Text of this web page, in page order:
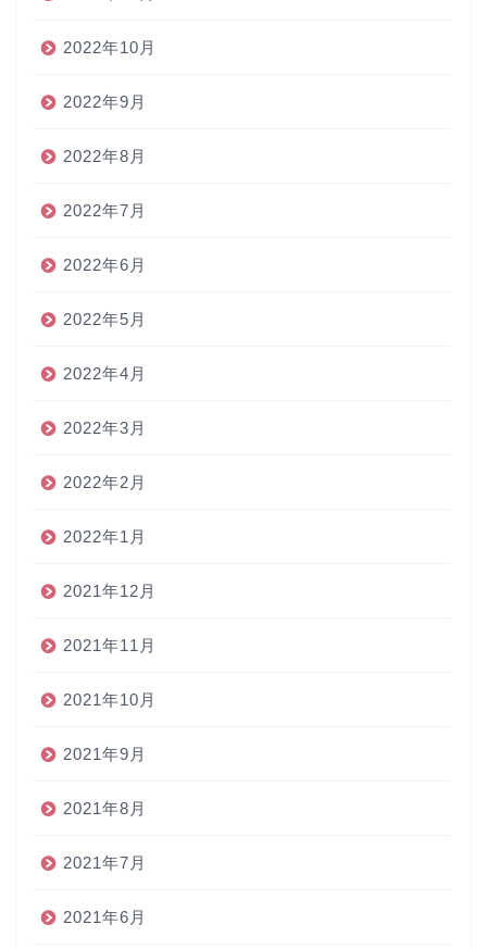
2022年10月
2022年9月
2022年8月
2022年7月
2022年6月
2022年5月
2022年4月
2022年3月
2022年2月
2022年1月
2021年12月
2021年11月
2021年10月
2021年9月
2021年8月
2021年7月
2021年6月